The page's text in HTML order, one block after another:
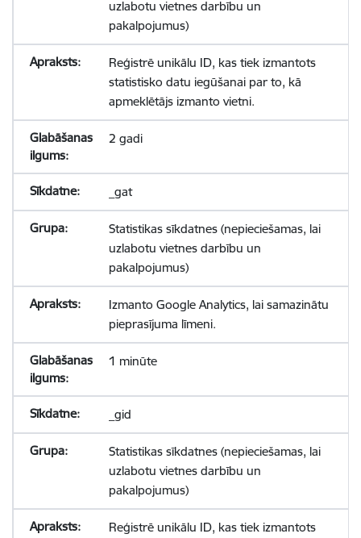
uzlabotu vietnes darbību un
pakalpojumus)
Reģistrē unikālu ID, kas tiek izmantots
statistisko datu iegūšanai par to, kā
apmeklētājs izmanto vietni.
2 gadi
_gat
Statistikas sīkdatnes (nepieciešamas, lai
uzlabotu vietnes darbību un
pakalpojumus)
Izmanto Google Analytics, lai samazinātu
pieprasījuma līmeni.
1 minūte
_gid
Statistikas sīkdatnes (nepieciešamas, lai
uzlabotu vietnes darbību un
pakalpojumus)
Reģistrē unikālu ID, kas tiek izmantots